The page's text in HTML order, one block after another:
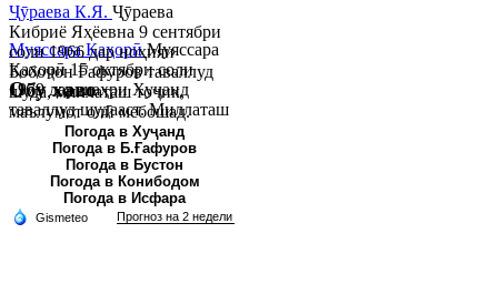
Муяссара ҚаҳорӣМуяссара
Қаҳорӣ 15 октябри соли
1979 дар шаҳри Хуҷанд
таваллуд шудааст. Миллаташ
тоҷик. Маълумот олӣ. Соли
2002 Донишгоҳи давлатии
Хуҷанд ба...
Ҷӯраева К.Я. Ҷӯраева
Кибриё Яҳёевна 9 сентябри
соли 1966 дар ноҳияи
Бобоҷон Ғафуров таваллуд
шуда, миллаташ тоҷик,
маълумот олӣ мебошад.
Соли 1997 Донишг...
Обу хаво
Погода в Хуҷанд
Погода в Б.Ғафуров
Погода в Бустон
Погода в Конибодом
Погода в Исфара